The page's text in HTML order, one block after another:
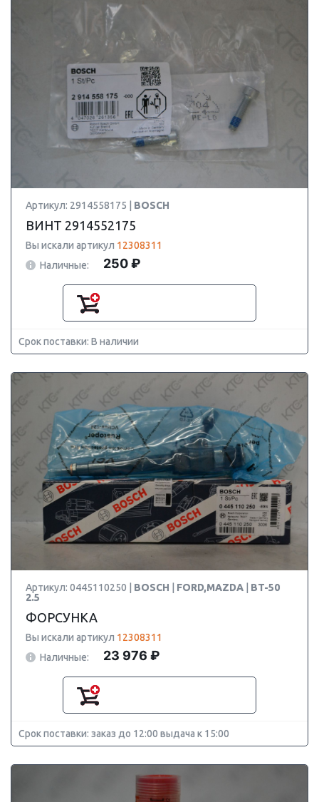
Артикул: 2914558175 | BOSCH
ВИНТ 2914552175
Вы искали артикул 12308311
Наличные:
250 ₽
Срок поставки: В наличии
Артикул: 0445110250 | BOSCH FORD,MAZDA
BT-50
2.5
ФОРСУНКА
Вы искали артикул 12308311
Наличные:
23 976 ₽
Срок поставки: заказ до 12:00 выдача к 15:00